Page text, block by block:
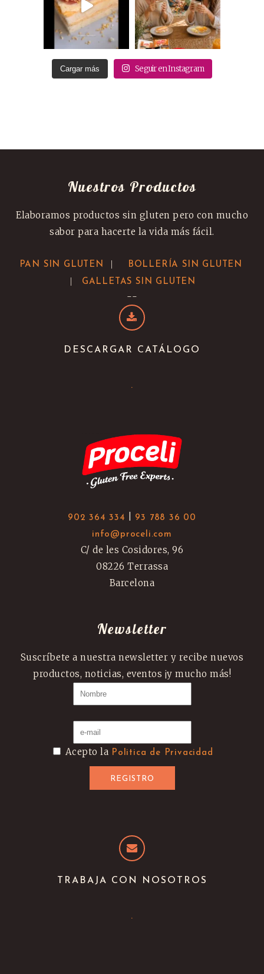
Cargar más Seguir en Instagram
Nuestros Productos
Elaboramos productos sin gluten pero con mucho
sabor para hacerte la vida más fácil.
PAN SIN GLUTEN | BOLLERÍA SIN GLUTEN
| GALLETAS SIN GLUTEN
--
DESCARGAR CATÁLOGO
.
902 364 334
93 788 36 00
info@proceli.com
C/ de les Cosidores, 96
08226 Terrassa
Barcelona
Newsletter
Suscríbete a nuestra newsletter y recibe nuevos
productos, noticias, eventos ¡y mucho más!
Acepto la Politica de Privacidad
TRABAJA CON NOSOTROS
.